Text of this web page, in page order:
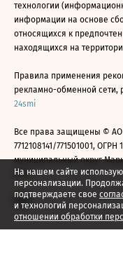
На нашем сайте
персонализации.
подтверждаете свое
и технологий
отношении обработки
технологии
информации на основе
относящихся к
находящихся на
Правила применения
рекламно-обменной сети,
24smi
Все права защищены ©
7712108141/771501001, ОГРН
муниципальный округ
2026